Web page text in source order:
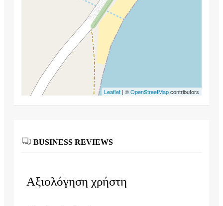
Leaflet | ©OpenStreetMapcontributors
BUSINESS REVIEWS
Αξιολόγηση χρήστη